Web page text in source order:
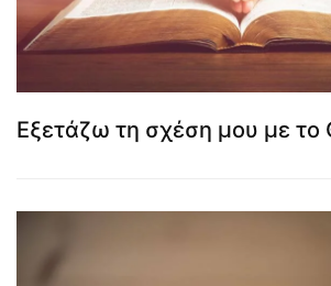
Εξετάζω τη σχέση μου με το